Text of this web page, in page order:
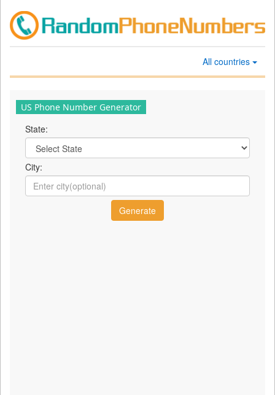
All countries
US Phone Number Generator
State:
City: